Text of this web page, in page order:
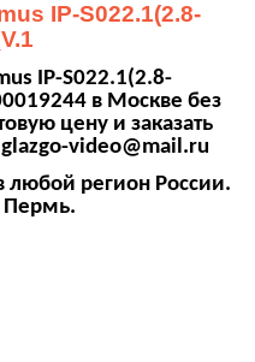
IP-S022.1(2.8-
IP-S022.1(2.8-
в Москве без
цену и заказать
video@mail.ru
любой регион России.
Пермь.